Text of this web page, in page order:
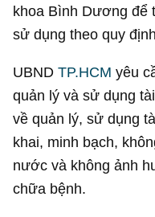
khoa Bình Dương để
sử dụng theo quy
UBNDTP.HCM yêu
quản lý và sử dụng
về quản lý, sử dụng
khai, minh bạch,
nước và không ảnh
chữa bệnh.